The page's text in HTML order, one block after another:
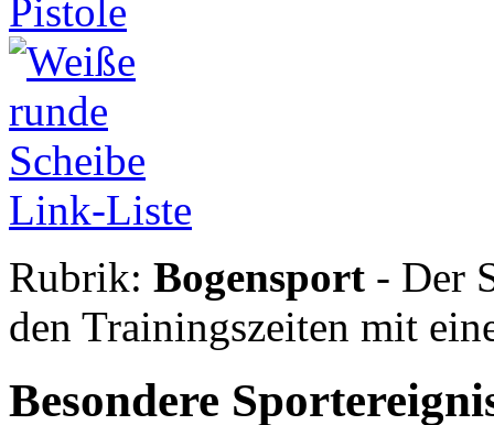
Pistole
Link-Liste
Rubrik: Bogensport - Der
den Trainingszeiten mit
Besondere